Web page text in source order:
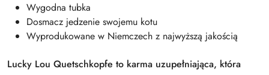
Wygodna tubka
Dosmacz jedzenie swojemu kotu
Wyprodukowane w Niemczech z najwyższą jakością
Lucky Lou Quetschkopfe to karma uzupełniająca, która